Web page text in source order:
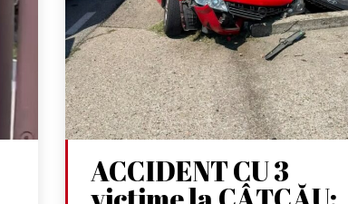
ACCIDENT CU 3